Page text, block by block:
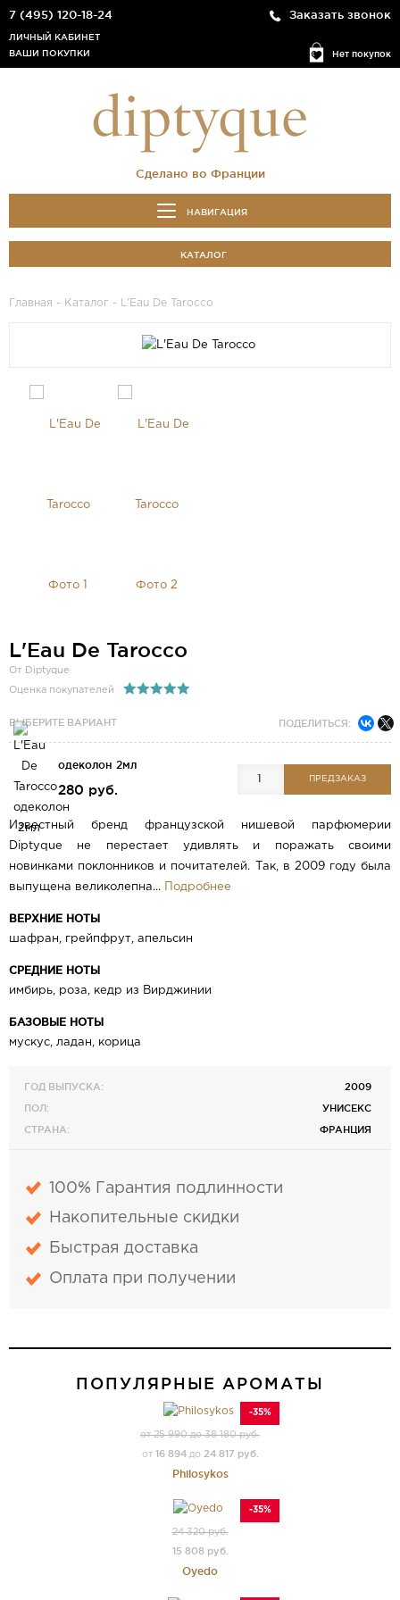
7 (495) 120-18-24 Заказать звонок
Нет покупок
ЛИЧНЫЙ КАБИНЕТ
ВАШИ ПОКУПКИ
Сделано во Франции
НАВИГАЦИЯ
КАТАЛОГ
Главная - Каталог - L'Eau De Tarocco
L'Eau De Tarocco
От Diptyque
Оценка покупателей
ВЫБЕРИТЕ ВАРИАНТ ПОДЕЛИТЬСЯ:
одеколон 2мл
280 руб.
ПРЕДЗАКАЗ
Известный бренд французской нишевой парфюмерии
Diptyque не перестает удивлять и поражать своими
новинками поклонников и почитателей. Так, в 2009 году была
выпущена великолепна... Подробнее
ВЕРХНИЕ НОТЫ
шафран, грейпфрут, апельсин
СРЕДНИЕ НОТЫ
имбирь, роза, кедр из Вирджинии
БАЗОВЫЕ НОТЫ
мускус, ладан, корица
ГОД ВЫПУСКА:
2009
ПОЛ:
УНИСЕКС
СТРАНА:
ФРАНЦИЯ
100% Гарантия подлинности
Накопительные скидки
Быстрая доставка
Оплата при получении
ПОПУЛЯРНЫЕ АРОМАТЫ
-35%
от 25 990 до 38 180 руб.
от 16 894до 24 817 руб.
Philosykos
-35%
24 320 руб.
15 808 руб.
Oyedo